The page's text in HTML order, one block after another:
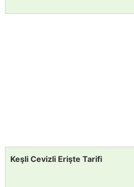
Keşli Cevizli Erişte Tarifi